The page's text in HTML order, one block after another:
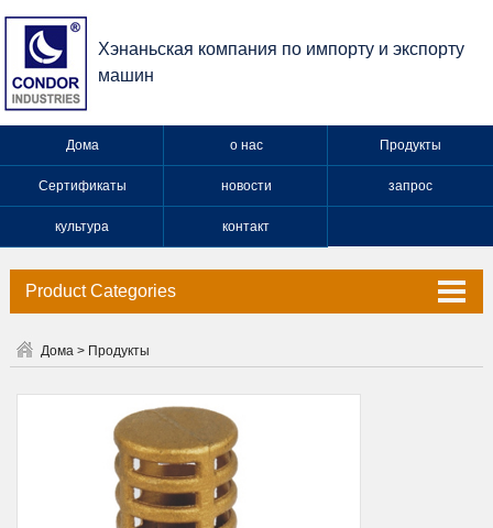
Хэнаньская компания по импорту и экспорту
машин
Дома о нас Продукты
Сертификаты новости запрос
культура контакт
Product Categories
Дома> Продукты